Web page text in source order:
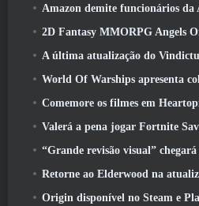
Amazon demite funcionários da
2D Fantasy MMORPG Angels
A última atualização do Vindictus apresenta um novo ataque
World Of Warships apresenta colaboração com a
Comemore os filmes em Heartopia
Valerá a pena jogar Fortnite Save
“Grande revisão visual”
Retorne ao Elderwood na atualização
Origin disponível no Steam e PlayStation